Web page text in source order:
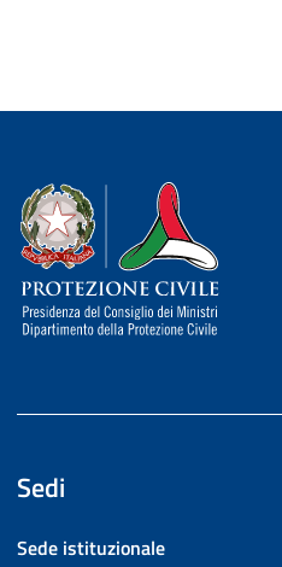
Dipartimento della
Sedi
Sede istituzionale